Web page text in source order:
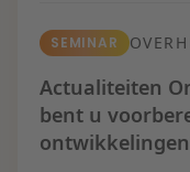
SEMINAR
Actualiteiten
bent u